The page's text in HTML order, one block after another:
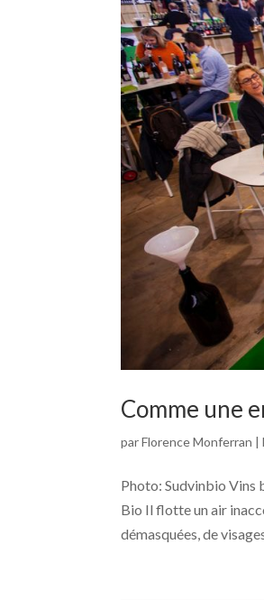
Comme une
parFlorence Monferran |
Photo: Sudvinbio
Bio Il flotte un air
démasquées, de